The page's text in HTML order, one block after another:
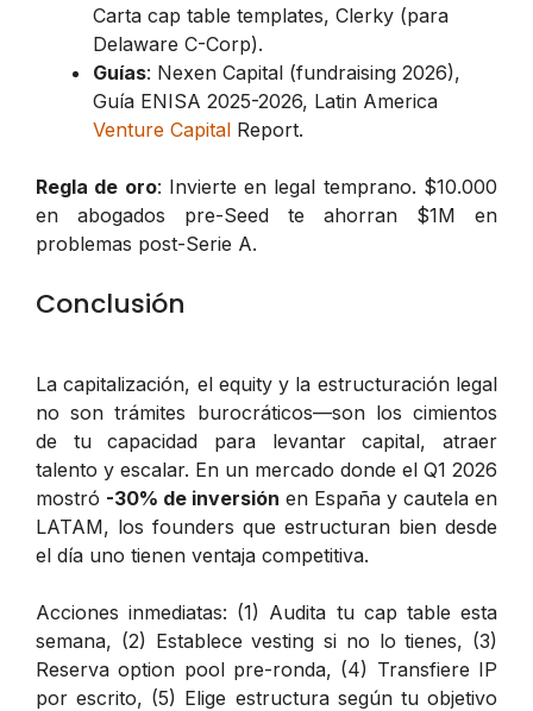
Carta cap table templates, Clerky (para
Delaware C-Corp).
Guías: Nexen Capital (fundraising 2026),
Guía ENISA 2025-2026, Latin America
Venture Capital Report.
Regla de oro: Invierte en legal temprano. $10.000
en abogados pre-Seed te ahorran $1M en
problemas post-Serie A.
Conclusión
La capitalización, el equity y la estructuración legal
no son trámites burocráticos—son los cimientos
de tu capacidad para levantar capital, atraer
talento y escalar. En un mercado donde el Q1 2026
mostró -30% de inversión en España y cautela en
LATAM, los founders que estructuran bien desde
el día uno tienen ventaja competitiva.
Acciones inmediatas: (1) Audita tu cap table esta
semana, (2) Establece vesting si no lo tienes, (3)
Reserva option pool pre-ronda, (4) Transfiere IP
por escrito, (5) Elige estructura según tu objetivo